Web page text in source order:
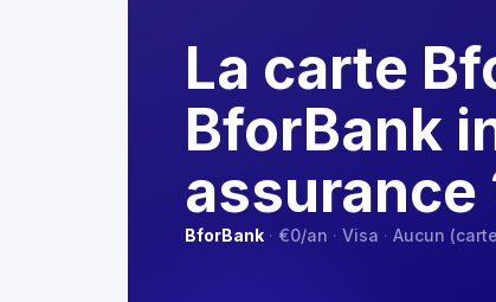
La carte
BforBank
assurance
BforBank · €0/an · Visa · Aucun